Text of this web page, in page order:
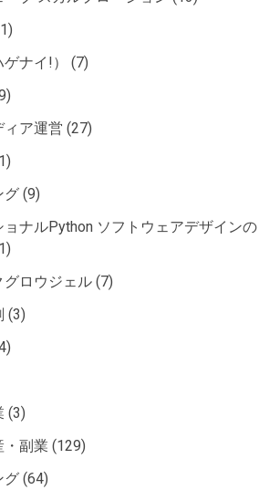
ナイ!）
(7)
ィア運営 (27)
グ (9)
ョナルPython ソフトウェアデザインの
ロウジェル (7)
(3)
(3)
・副業 (129)
グ (64)